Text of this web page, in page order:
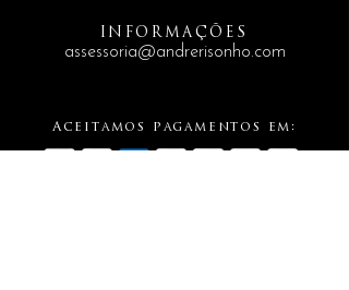
assessoria@andrerisonho.com
INFORMAÇÕES
Aceitamos pagamentos em: